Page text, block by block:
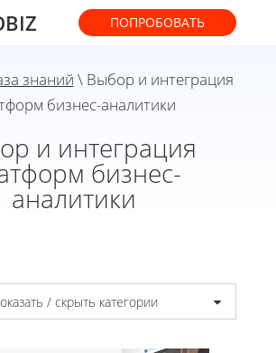
ПОПРОБОВАТЬ
знаний \ Выбор и интеграция
бизнес-аналитики
и интеграция
бизнес-
аналитики
/ скрыть категории